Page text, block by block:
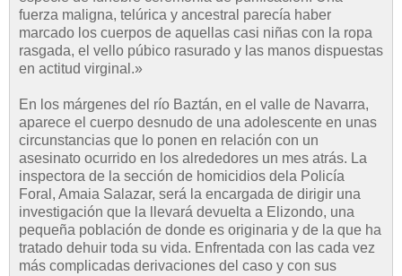
fuerza maligna, telúrica y ancestral parecía haber
marcado los cuerpos de aquellas casi niñas con la ropa
rasgada, el vello púbico rasurado y las manos dispuestas
en actitud virginal.»
En los márgenes del río Baztán, en el valle de Navarra,
aparece el cuerpo desnudo de una adolescente en unas
circunstancias que lo ponen en relación con un
asesinato ocurrido en los alrededores un mes atrás. La
inspectora de la sección de homicidios dela Policía
Foral, Amaia Salazar, será la encargada de dirigir una
investigación que la llevará devuelta a Elizondo, una
pequeña población de donde es originaria y de la que ha
tratado dehuir toda su vida. Enfrentada con las cada vez
más complicadas derivaciones del caso y con sus